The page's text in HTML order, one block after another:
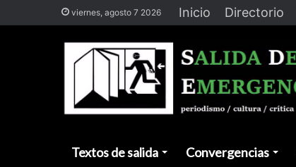
viernes, agosto 7 2026 Inicio Directorio
Textos de salida Convergencias